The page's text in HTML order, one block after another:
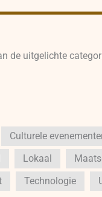
de uitgelichte
Culturele
Lokaal
Technologie